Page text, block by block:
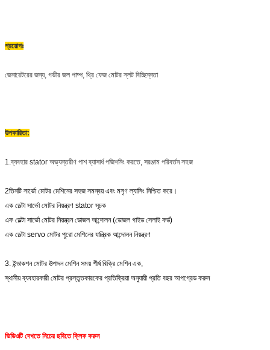
প্রয়োগঃ
জেনারেটরের জন্য, গভীর জল পাম্প, থ্রি ফেজ মোটর স্লট বিচ্ছিন্নতা
উপকারিতা:
1.ব্যবহার stator অভ্যন্তরীণ পাশ ব্যাসার্ধ পজিশনিং করতে, সরঞ্জাম পরিবর্তন সহজ
2তিনটি সার্ভো মোটর মেশিনের সহজ সমন্বয় এবং মসৃণ ল্যাসিং নিশ্চিত করে।
এক ডেল্টা সার্ভো মোটর নিয়ন্ত্রণ stator সূচক
এক ডেল্টা সার্ভো মোটর নিয়ন্ত্রন ডোজল আন্দোলন (ডোজল গাইড সেলাই কর্ড)
এক ডেল্টা servo মোটর পুরো মেশিনের যান্ত্রিক আন্দোলন নিয়ন্ত্রণ
3. ইন্ডাকশন মোটর উত্পাদন মেশিন সময় শীর্ষ বিক্রি মেশিন এক,
স্থানীয় ব্যবহারকারী মোটর প্রস্তুতকারকের প্রতিক্রিয়া অনুযায়ী প্রতি বছর আপগ্রেড করুন
ভিডিওটি দেখতে নিচের ছবিতে ক্লিক করুন